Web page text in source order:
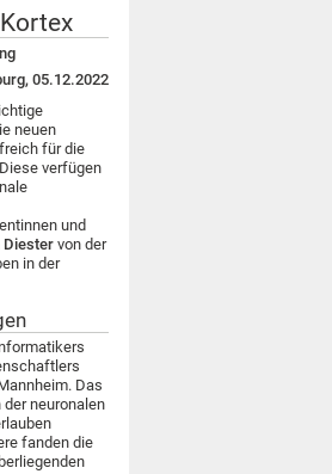
05.12.2022
neuen
für die
verfügen
und
Diester von der
in der
Das
neuronalen
fanden die